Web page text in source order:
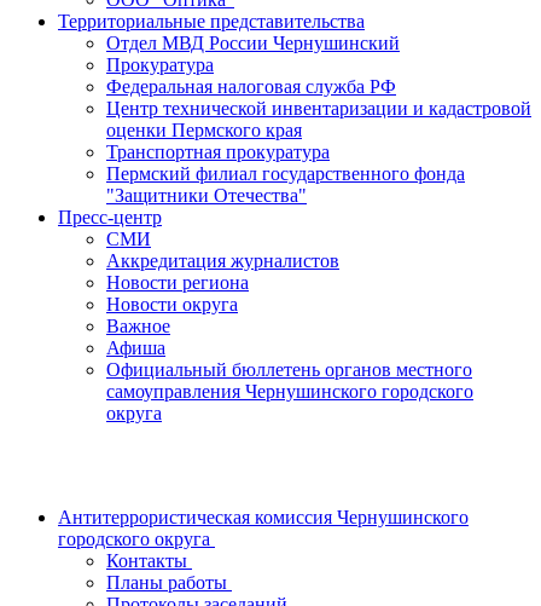
Территориальные представительства
Отдел МВД России Чернушинский
Прокуратура
Федеральная налоговая служба РФ
Центр технической инвентаризации и кадастровой
оценки Пермского края
Транспортная прокуратура
Пермский филиал государственного фонда
"Защитники Отечества"
Пресс-центр
СМИ
Аккредитация журналистов
Новости региона
Новости округа
Важное
Афиша
Официальный бюллетень органов местного
самоуправления Чернушинского городского
округа
Антитеррористическая комиссия Чернушинского
городского округа
Контакты
Планы работы